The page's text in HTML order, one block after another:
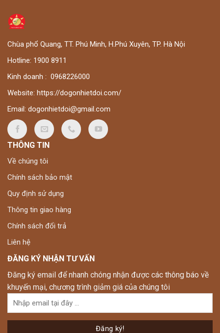
Chùa phổ Quang, TT. Phú Minh, H.Phú Xuyên, TP. Hà Nội
Hotline: 1900 8911
Kinh doanh : 0968226000
Website: https://dogonhietdoi.com/
Email: dogonhietdoi@gmail.com
THÔNG TIN
Về chúng tôi
Chính sách bảo mật
Quy định sử dụng
Thông tin giao hàng
Chính sách đổi trả
Liên hệ
ĐĂNG KÝ NHẬN TƯ VẤN
Đăng ký email để nhanh chóng nhận được các thông báo về
khuyến mại, chương trình giảm giá của chúng tôi